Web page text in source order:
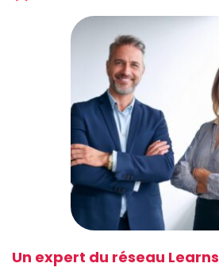
Un expert du réseau Learns